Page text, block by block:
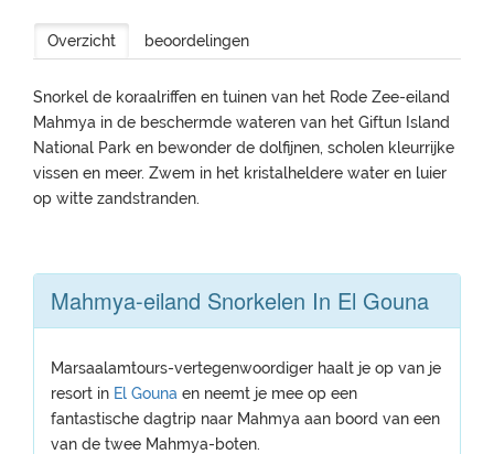
Overzicht beoordelingen
Snorkel de koraalriffen en tuinen van het Rode Zee-eiland
Mahmya in de beschermde wateren van het Giftun Island
National Park en bewonder de dolfijnen, scholen kleurrijke
vissen en meer. Zwem in het kristalheldere water en luier
op witte zandstranden.
Mahmya-eiland Snorkelen In El Gouna
Marsaalamtours-vertegenwoordiger haalt je op van je
resort in El Gouna en neemt je mee op een
fantastische dagtrip naar Mahmya aan boord van een
van de twee Mahmya-boten.